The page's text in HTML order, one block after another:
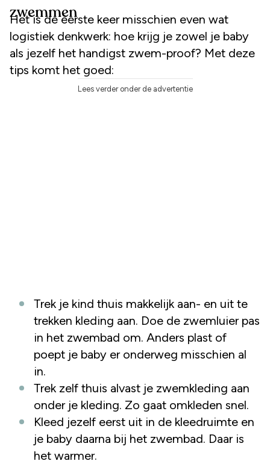
zwemmen
Het is de eerste keer misschien even wat
logistiek denkwerk: hoe krijg je zowel je baby
als jezelf het handigst zwem-proof? Met deze
tips komt het goed:
Lees verder onder de advertentie
Trek je kind thuis makkelijk aan- en uit te
trekken kleding aan. Doe de zwemluier pas
in het zwembad om. Anders plast of
poept je baby er onderweg misschien al
in.
Trek zelf thuis alvast je zwemkleding aan
onder je kleding. Zo gaat omkleden snel.
Kleed jezelf eerst uit in de kleedruimte en
je baby daarna bij het zwembad. Daar is
het warmer.